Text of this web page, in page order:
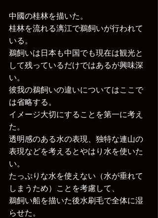
中國の桂林を描いた。
桂林を流れる漓江で鵜飼いが行われて
いる。
鵜飼いは日本も中国でも現在は観光と
して残っているだけではあるが興味深
い。
彼我の鵜飼いの違いについてはここで
は省略する。
イメージ大切にすることを第一に考え
た。
透明感のある水の表現、独特な連山の
表現などを考えるとやはり水を使いた
い。
たっぷりな水を使えない（水が垂れて
しまうため）ことを考慮して、
鵜飼い船を描いた後水刷毛で全体に湿
らせた。